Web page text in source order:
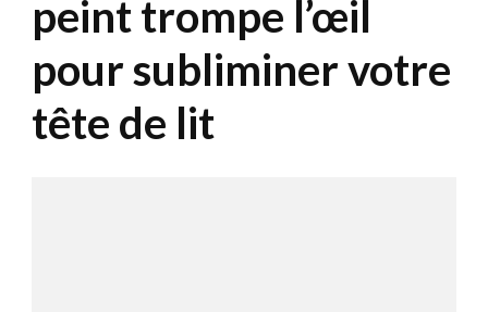
peint trompe l’œil
pour subliminer votre
tête de lit